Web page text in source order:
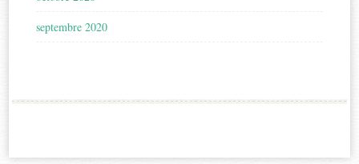
septembre 2020